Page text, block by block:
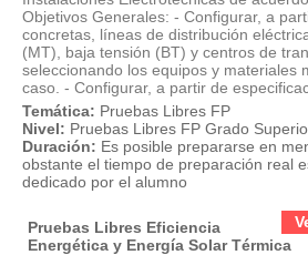
Objetivos Generales: - Configurar, a
concretas, líneas de distribución
(MT), baja tensión (BT) y centros de
seleccionando los equipos y materiales
caso. - Configurar, a partir de
Temática: Pruebas Libres FP
Nivel: Pruebas Libres FP Grado
Duración: Es posible prepararse en
obstante el tiempo de preparación real
dedicado por el alumno
Pruebas Libres Eficiencia
Energética y Energía Solar Térmica